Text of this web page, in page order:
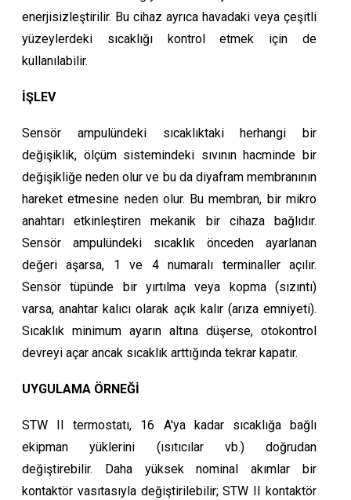
enerjisizleştirilir. Bu cihaz ayrıca havadaki veya çeşitli
yüzeylerdeki sıcaklığı kontrol etmek için de
kullanılabilir.
İŞLEV
Sensör ampulündeki sıcaklıktaki herhangi bir
değişiklik, ölçüm sistemindeki sıvının hacminde bir
değişikliğe neden olur ve bu da diyafram membranının
hareket etmesine neden olur. Bu membran, bir mikro
anahtarı etkinleştiren mekanik bir cihaza bağlıdır.
Sensör ampulündeki sıcaklık önceden ayarlanan
değeri aşarsa, 1 ve 4 numaralı terminaller açılır.
Sensör tüpünde bir yırtılma veya kopma (sızıntı)
varsa, anahtar kalıcı olarak açık kalır (arıza emniyeti).
Sıcaklık minimum ayarın altına düşerse, otokontrol
devreyi açar ancak sıcaklık arttığında tekrar kapatır.
UYGULAMA ÖRNEĞİ
STW II termostatı, 16 A'ya kadar sıcaklığa bağlı
ekipman yüklerini (ısıtıcılar vb.) doğrudan
değiştirebilir. Daha yüksek nominal akımlar bir
kontaktör vasıtasıyla değiştirilebilir; STW II kontaktör